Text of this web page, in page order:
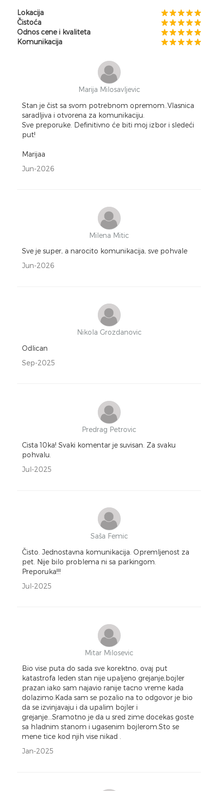
Lokacija
Čistoća
Odnos cene i kvaliteta
Komunikacija
Marija Milosavljevic
Stan je čist sa svom potrebnom opremom..Vlasnica
saradljiva i otvorena za komunikaciju.
Sve preporuke. Definitivno će biti moj izbor i sledeći
put!
Marijaa
Jun-2026
Milena Mitic
Sve je super, a narocito komunikacija, sve pohvale
Jun-2026
Nikola Grozdanovic
Odlican
Sep-2025
Predrag Petrovic
Cista 10ka! Svaki komentar je suvisan. Za svaku
pohvalu.
Jul-2025
Saša Femic
Čisto. Jednostavna komunikacija. Opremljenost za
pet. Nije bilo problema ni sa parkingom.
Preporuka!!!
Jul-2025
Mitar Milosevic
Bio vise puta do sada sve korektno, ovaj put
katastrofa leden stan nije upaljeno grejanje,bojler
prazan iako sam najavio ranije tacno vreme kada
dolazimo.Kada sam se pozalio na to odgovor je bio
da se izvinjavaju i da upalim bojler i
grejanje...Sramotno je da u sred zime docekas goste
sa hladnim stanom i ugasenim bojlerom.Sto se
mene tice kod njih vise nikad .
Jan-2025